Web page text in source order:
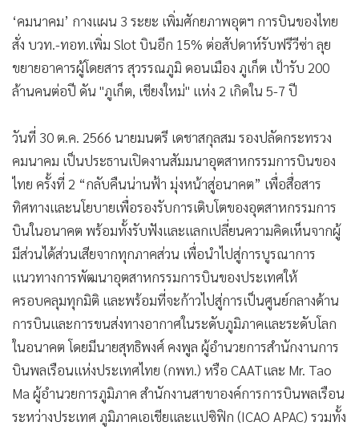
• ชุมชน-คุณภาพชีวิต
• อาชญากรรม
• Motoring
• เกม
•
วิทยาศาสตร์
•
• อินโดจีน
• กองทุนรวม
• Celeb Online
• Factcheck
• ญี่ปุ่น
• News1
• Gotomanager
‘คมนาคม’ กางแผน 3 ระยะ เพิ่มศักยภาพอุตฯ การบินของไทย
สั่ง บวท.-ทอท.เพิ่ม Slot บินอีก 15% ต่อสัปดาห์รับฟรีวีซ่า ลุย
ขยายอาคารผู้โดยสาร สุวรรณภูมิ ดอนเมือง ภูเก็ต เป้ารับ 200
ล้านคนต่อปี ดัน "ภูเก็ต, เชียงใหม่" แห่ง 2 เกิดใน 5-7 ปี
วันที่ 30 ต.ค. 2566 นายมนตรี เดชาสกุลสม รองปลัดกระทรวง
คมนาคม เป็นประธานเปิดงานสัมมนาอุตสาหกรรมการบินของ
ไทย ครั้งที่ 2 “กลับคืนน่านฟ้า มุ่งหน้าสู่อนาคต” เพื่อสื่อสาร
ทิศทางและนโยบายเพื่อรองรับการเติบโตของอุตสาหกรรมการ
บินในอนาคต พร้อมทั้งรับฟังและแลกเปลี่ยนความคิดเห็นจากผู้
มีส่วนได้ส่วนเสียจากทุกภาคส่วน เพื่อนำไปสู่การบูรณาการ
แนวทางการพัฒนาอุตสาหกรรมการบินของประเทศให้
ครอบคลุมทุกมิติ และพร้อมที่จะก้าวไปสู่การเป็นศูนย์กลางด้าน
การบินและการขนส่งทางอากาศในระดับภูมิภาคและระดับโลก
ในอนาคต โดยมีนายสุทธิพงศ์ คงพูล ผู้อำนวยการสำนักงานการ
บินพลเรือนแห่งประเทศไทย (กพท.) หรือ CAATและ Mr. Tao
Ma ผู้อำนวยการภูมิภาค สำนักงานสาขาองค์การการบินพลเรือน
ระหว่างประเทศ ภูมิภาคเอเชียและแปซิฟิก (ICAO APAC) รวมทั้ง